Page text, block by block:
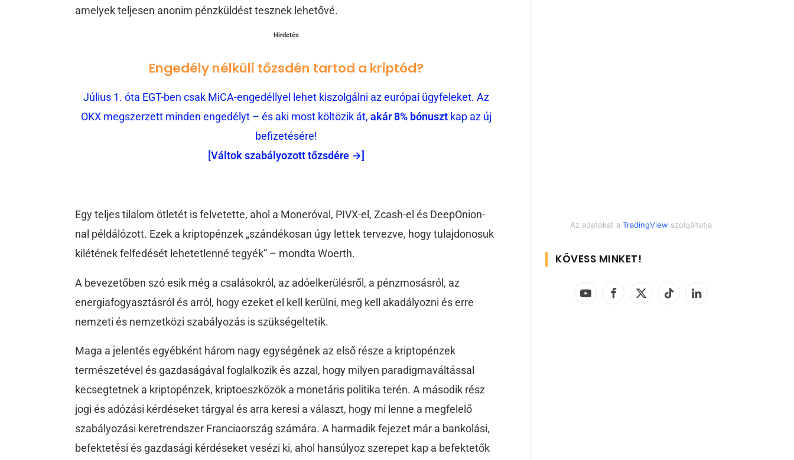
amelyek teljesen anonim pénzküldést tesznek lehetővé.
Hirdetés
Engedély nélküli tőzsdén tartod a kriptód?
Július 1. óta EGT-ben csak MiCA-engedéllyel lehet kiszolgálni az európai ügyfeleket. Az
OKX megszerzett minden engedélyt – és aki most költözik át, akár 8% bónuszt kap az új
befizetésére!
[Váltok szabályozott tőzsdére →]
Egy teljes tilalom ötletét is felvetette, ahol a Moneróval, PIVX-el, Zcash-el és DeepOnion-
nal példálózott. Ezek a kriptopénzek „szándékosan úgy lettek tervezve, hogy tulajdonosuk
kilétének felfedését lehetetlenné tegyék” – mondta Woerth.
A bevezetőben szó esik még a csalásokról, az adóelkerülésről, a pénzmosásról, az
energiafogyasztásról és arról, hogy ezeket el kell kerülni, meg kell akadályozni és erre
nemzeti és nemzetközi szabályozás is szükségeltetik.
Maga a jelentés egyébként három nagy egységének az első része a kriptopénzek
természetével és gazdaságával foglalkozik és azzal, hogy milyen paradigmaváltással
kecsegtetnek a kriptopénzek, kriptoeszközök a monetáris politika terén. A második rész
jogi és adózási kérdéseket tárgyal és arra keresi a választ, hogy mi lenne a megfelelő
szabályozási keretrendszer Franciaország számára. A harmadik fejezet már a bankolási,
befektetési és gazdasági kérdéseket vesézi ki, ahol hansúlyoz szerepet kap a befektetők
Az adatokat a TradingView szolgáltatja
KÖVESS MINKET!
YouTubeFacebook
X
TikTok LinkedIn